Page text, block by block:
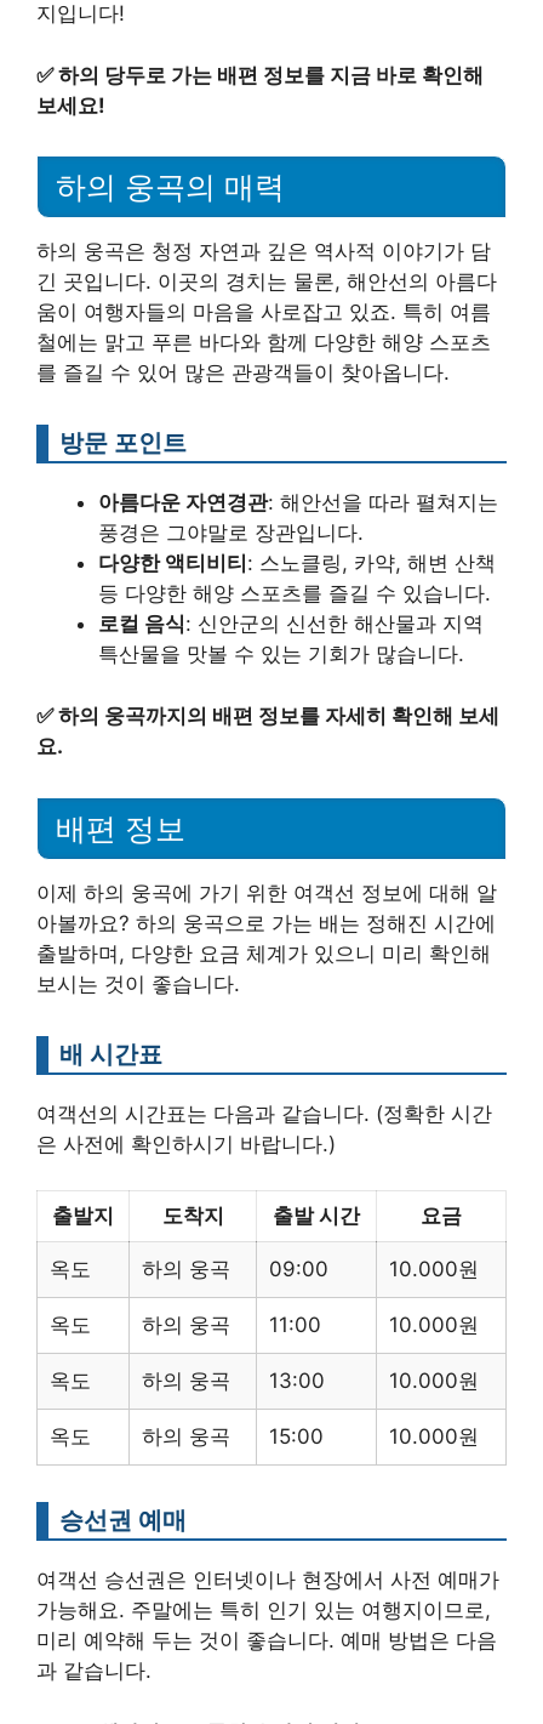
지입니다!
✅하의 당두로 가는 배편 정보를 지금 바로 확인해
보세요!
하의 웅곡의 매력
하의 웅곡은 청정 자연과 깊은 역사적 이야기가 담
긴 곳입니다. 이곳의 경치는 물론, 해안선의 아름다
움이 여행자들의 마음을 사로잡고 있죠. 특히 여름
철에는 맑고 푸른 바다와 함께 다양한 해양 스포츠
를 즐길 수 있어 많은 관광객들이 찾아옵니다.
방문 포인트
아름다운 자연경관: 해안선을 따라 펼쳐지는
풍경은 그야말로 장관입니다.
다양한 액티비티 : 스노클링, 카약, 해변 산책
등 다양한 해양 스포츠를 즐길 수 있습니다.
로컬 음식: 신안군의 신선한 해산물과 지역
특산물을 맛볼 수 있는 기회가 많습니다.
✅하의 웅곡까지의 배편 정보를 자세히 확인해 보세
요.
배편 정보
이제 하의 웅곡에 가기 위한 여객선 정보에 대해 알
아볼까요? 하의 웅곡으로 가는 배는 정해진 시간에
출발하며, 다양한 요금 체계가 있으니 미리 확인해
보시는 것이 좋습니다.
배 시간표
여객선의 시간표는 다음과 같습니다. (정확한 시간
은 사전에 확인하시기 바랍니다.)
출발지 도착지 출발 시간 요금
옥도 하의 웅곡 09:00 10.000원
옥도 하의 웅곡 11:00 10.000원
옥도 하의 웅곡 13:00 10.000원
옥도 하의 웅곡 15:00 10.000원
승선권 예매
여객선 승선권은 인터넷이나 현장에서 사전 예매가
가능해요. 주말에는 특히 인기 있는 여행지이므로,
미리 예약해 두는 것이 좋습니다. 예매 방법은 다음
과 같습니다.